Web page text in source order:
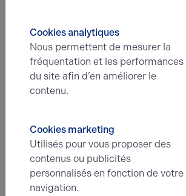
Diagnostic de performance énergétique
Diagnostic DPE en cours
Indice d'émission de gaz à effet de serre
Diagnostic GES en cours
Cookies analytiques
Nous permettent de mesurer la
fréquentation et les performances
du site afin d’en améliorer le
contenu.
Cookies marketing
Utilisés pour vous proposer des
contenus ou publicités
personnalisés en fonction de votre
navigation.